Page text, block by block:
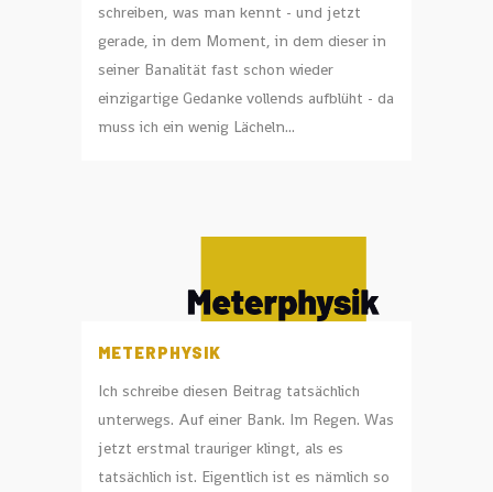
schreiben, was man kennt - und jetzt
gerade, in dem Moment, in dem dieser in
seiner Banalität fast schon wieder
einzigartige Gedanke vollends aufblüht - da
muss ich ein wenig Lächeln...
METERPHYSIK
Ich schreibe diesen Beitrag tatsächlich
unterwegs. Auf einer Bank. Im Regen. Was
jetzt erstmal trauriger klingt, als es
tatsächlich ist. Eigentlich ist es nämlich so